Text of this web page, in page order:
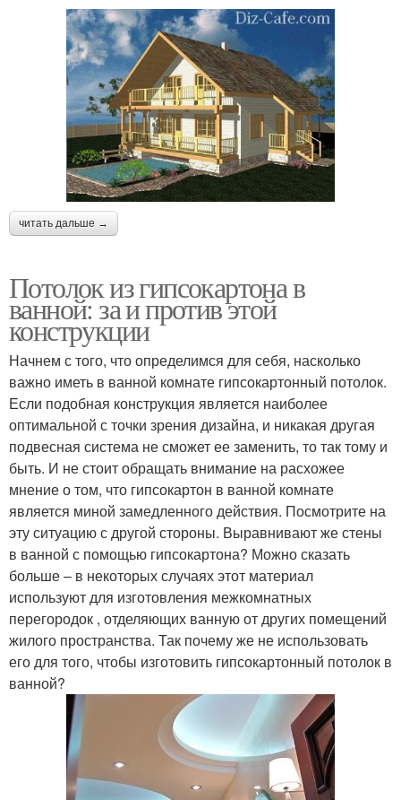
читать дальше →
Потолок из гипсокартона в
ванной: за и против этой
конструкции
Начнем с того, что определимся для себя, насколько
важно иметь в ванной комнате гипсокартонный потолок.
Если подобная конструкция является наиболее
оптимальной с точки зрения дизайна, и никакая другая
подвесная система не сможет ее заменить, то так тому и
быть. И не стоит обращать внимание на расхожее
мнение о том, что гипсокартон в ванной комнате
является миной замедленного действия. Посмотрите на
эту ситуацию с другой стороны. Выравнивают же стены
в ванной с помощью гипсокартона? Можно сказать
больше – в некоторых случаях этот материал
используют для изготовления межкомнатных
перегородок , отделяющих ванную от других помещений
жилого пространства. Так почему же не использовать
его для того, чтобы изготовить гипсокартонный потолок в
ванной?